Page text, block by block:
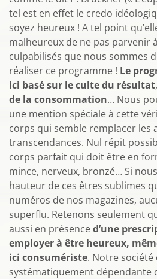
tel est en effet le credo
soyez heureux ! A tel point
malheureux de ne pas parvenir
culpabilisés que nous sommes
réaliser ce programme ! Le
ici basé sur le culte du résultat,
de la consommation… Nous
une mention spéciale à cette
corps qui semble remplacer les
transcendances. Nul répit
corps parfait qui doit être en
mince, nerveux, bronzé… Si
hauteur de ces êtres sublimes
numéros de nos magazines,
superflu. Retenons seulement
aussi en présenced’une
employer à être heureux,
ici consumériste. Notre société
systématiquement dépendante